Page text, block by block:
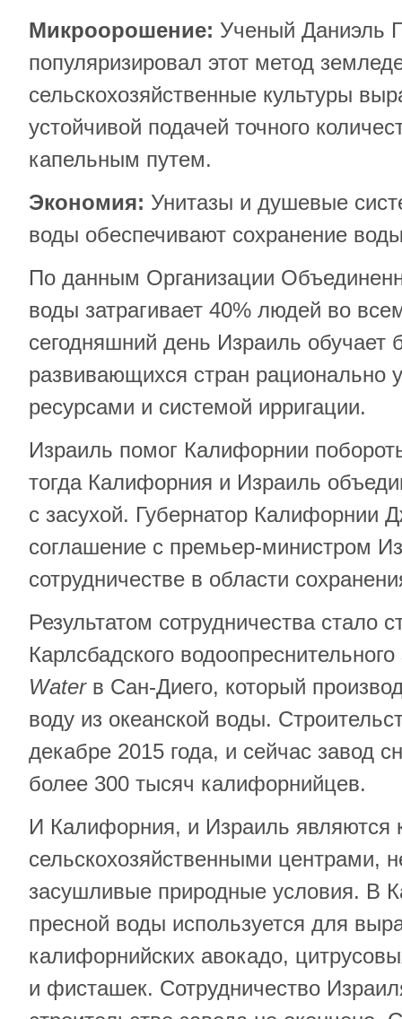
Микроорошение: Ученый Даниэль
популяризировал этот метод
сельскохозяйственные культуры
устойчивой подачей точного
капельным путем.
Экономия: Унитазы и душевые
воды обеспечивают сохранение
По данным Организации
воды затрагивает 40% людей во
сегодняшний день Израиль обучает
развивающихся стран рационально
ресурсами и системой ирригации.
Израиль помог Калифорнии
тогда Калифорния и Израиль
с засухой. Губернатор Калифорнии
соглашение с премьер-министром
сотрудничестве в области
Результатом сотрудничества стало
Карлсбадского
Waterв Сан-Диего, который
воду из океанской воды.
декабре 2015 года, и сейчас завод
более 300 тысяч калифорнийцев.
И Калифорния, и Израиль являются
сельскохозяйственными центрами,
засушливые природные условия. В
пресной воды используется для
калифорнийских авокадо,
и фисташек. Сотрудничество